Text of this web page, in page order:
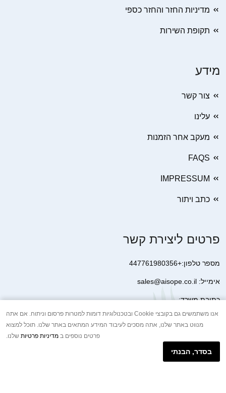
מדיניות החזר והחזר כספי
תקופת השירות
מידע
צור קשר
עלינו
מעקב אחר הזמנות
FAQS
IMPRESSUM
כתב ויתור
פרטים ליצירת קשר
מספר טלפון:+447761980356
אימייל: sales@aisope.co.il
כתובת משרד:
41 Devonshire Street Ground Floor Office 1 London W1G 7AJ
United Kingdom
+44 7410 2065017
הודעת וואטסאפ באינטרנט
אנו משתמשים גם בקובצי Cookie ובטכנולוגיות דומות למטרות פרסום וניתוח. אם אתה
מנווט באתר שלנו, אתה מסכים לעיבוד המידע המתאים באתר שלנו. תוכל למצוא
פרטים נוספים ב מדיניות פרטיות שלנו.
בסדר, הבנתי